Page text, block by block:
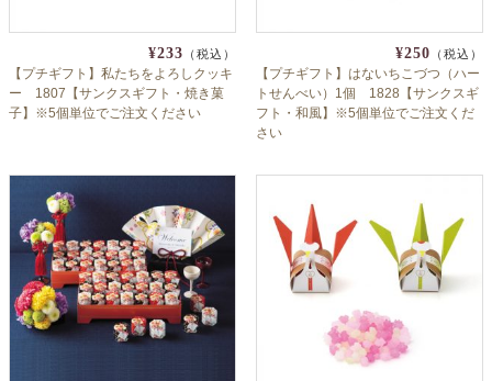
¥233 （税込）
【プチギフト】私たちをよろしクッキ
ー 1807【サンクスギフト・焼き菓
子】※5個単位でご注文ください
¥250 （税込）
【プチギフト】はないちこづつ（ハー
トせんべい）1個 1828【サンクスギ
フト・和風】※5個単位でご注文くだ
さい